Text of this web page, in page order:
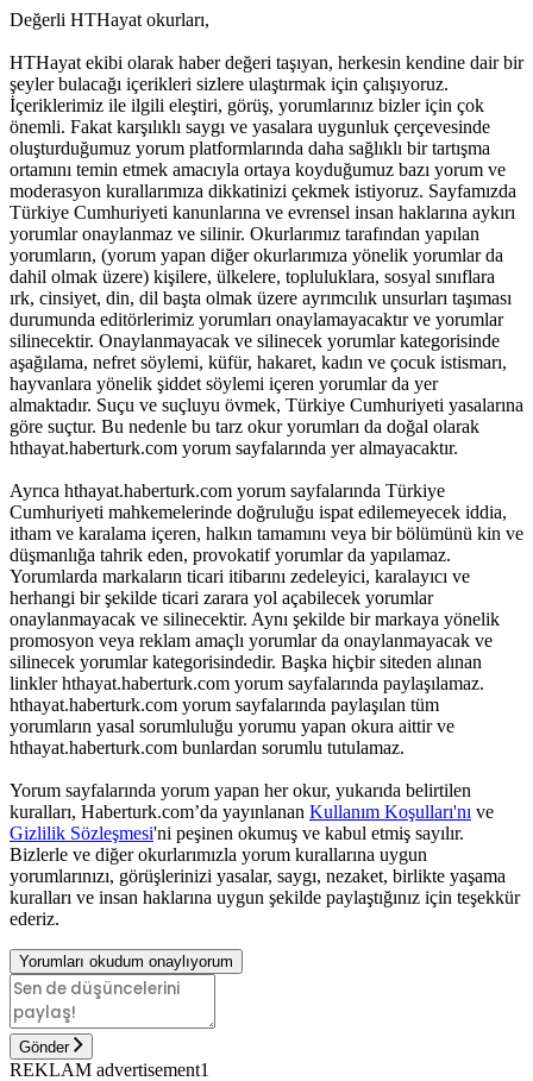
Değerli HTHayat okurları,
HTHayat ekibi olarak haber değeri taşıyan, herkesin kendine dair bir
şeyler bulacağı içerikleri sizlere ulaştırmak için çalışıyoruz.
İçeriklerimiz ile ilgili eleştiri, görüş, yorumlarınız bizler için çok
önemli. Fakat karşılıklı saygı ve yasalara uygunluk çerçevesinde
oluşturduğumuz yorum platformlarında daha sağlıklı bir tartışma
ortamını temin etmek amacıyla ortaya koyduğumuz bazı yorum ve
moderasyon kurallarımıza dikkatinizi çekmek istiyoruz. Sayfamızda
Türkiye Cumhuriyeti kanunlarına ve evrensel insan haklarına aykırı
yorumlar onaylanmaz ve silinir. Okurlarımız tarafından yapılan
yorumların, (yorum yapan diğer okurlarımıza yönelik yorumlar da
dahil olmak üzere) kişilere, ülkelere, topluluklara, sosyal sınıflara
ırk, cinsiyet, din, dil başta olmak üzere ayrımcılık unsurları taşıması
durumunda editörlerimiz yorumları onaylamayacaktır ve yorumlar
silinecektir. Onaylanmayacak ve silinecek yorumlar kategorisinde
aşağılama, nefret söylemi, küfür, hakaret, kadın ve çocuk istismarı,
hayvanlara yönelik şiddet söylemi içeren yorumlar da yer
almaktadır. Suçu ve suçluyu övmek, Türkiye Cumhuriyeti yasalarına
göre suçtur. Bu nedenle bu tarz okur yorumları da doğal olarak
hthayat.haberturk.com yorum sayfalarında yer almayacaktır.
Ayrıca hthayat.haberturk.com yorum sayfalarında Türkiye
Cumhuriyeti mahkemelerinde doğruluğu ispat edilemeyecek iddia,
itham ve karalama içeren, halkın tamamını veya bir bölümünü kin ve
düşmanlığa tahrik eden, provokatif yorumlar da yapılamaz.
Yorumlarda markaların ticari itibarını zedeleyici, karalayıcı ve
herhangi bir şekilde ticari zarara yol açabilecek yorumlar
onaylanmayacak ve silinecektir. Aynı şekilde bir markaya yönelik
promosyon veya reklam amaçlı yorumlar da onaylanmayacak ve
silinecek yorumlar kategorisindedir. Başka hiçbir siteden alınan
linkler hthayat.haberturk.com yorum sayfalarında paylaşılamaz.
hthayat.haberturk.com yorum sayfalarında paylaşılan tüm
yorumların yasal sorumluluğu yorumu yapan okura aittir ve
hthayat.haberturk.com bunlardan sorumlu tutulamaz.
Yorum sayfalarında yorum yapan her okur, yukarıda belirtilen
kuralları, Haberturk.com’da yayınlanan Kullanım Koşulları'nı ve
Gizlilik Sözleşmesi'ni peşinen okumuş ve kabul etmiş sayılır.
Bizlerle ve diğer okurlarımızla yorum kurallarına uygun
yorumlarınızı, görüşlerinizi yasalar, saygı, nezaket, birlikte yaşama
kuralları ve insan haklarına uygun şekilde paylaştığınız için teşekkür
ederiz.
Yorumları okudum onaylıyorum
Gönder
REKLAM advertisement1